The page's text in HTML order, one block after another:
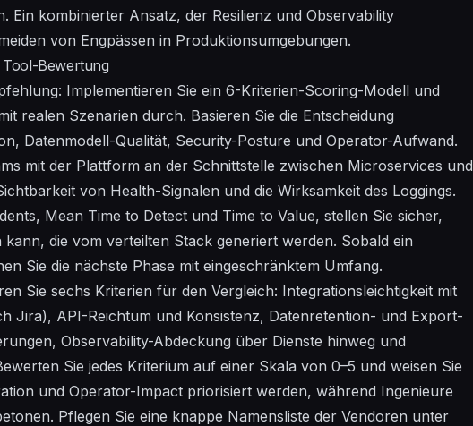
Ein kombinierter Ansatz, der Resilienz und Observability
von Engpässen in Produktionsumgebungen.
Bewertung
Implementieren Sie ein 6-Kriterien-Scoring-Modell und
realen Szenarien durch. Basieren Sie die Entscheidung
Datenmodell-Qualität, Security-Posture und Operator-Aufwand.
mit der Plattform an der Schnittstelle zwischen Microservices und
von Health-Signalen und die Wirksamkeit des Loggings.
Mean Time to Detect und Time to Value, stellen Sie sicher,
die vom verteilten Stack generiert werden. Sobald ein
Sie die nächste Phase mit eingeschränktem Umfang.
Sie sechs Kriterien für den Vergleich: Integrationsleichtigkeit mit
Jira), API-Reichtum und Konsistenz, Datenretention- und Export-
Observability-Abdeckung über Dienste hinweg und
Sie jedes Kriterium auf einer Skala von 0–5 und weisen Sie
und Operator-Impact priorisiert werden, während Ingenieure
Pflegen Sie eine knappe Namensliste der Vendoren unter